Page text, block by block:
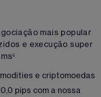
mais popular
e execução super
⁶
e criptomoedas
pips com a nossa